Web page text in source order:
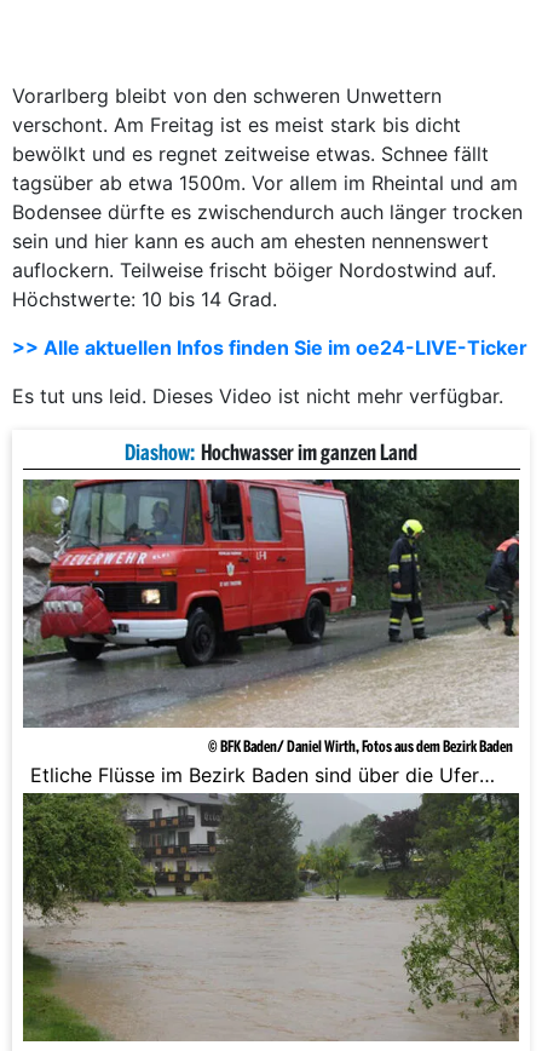
Vorarlberg bleibt von den schweren Unwettern
verschont. Am Freitag ist es meist stark bis dicht
bewölkt und es regnet zeitweise etwas. Schnee fällt
tagsüber ab etwa 1500m. Vor allem im Rheintal und am
Bodensee dürfte es zwischendurch auch länger trocken
sein und hier kann es auch am ehesten nennenswert
auflockern. Teilweise frischt böiger Nordostwind auf.
Höchstwerte: 10 bis 14 Grad.
>> Alle aktuellen Infos finden Sie im oe24-LIVE-Ticker
Es tut uns leid. Dieses Video ist nicht mehr verfügbar.
Diashow: Hochwasser im ganzen Land
© BFK Baden/ Daniel Wirth, Fotos aus dem Bezirk Baden
Etliche Flüsse im Bezirk Baden sind über die Ufer
getreten.